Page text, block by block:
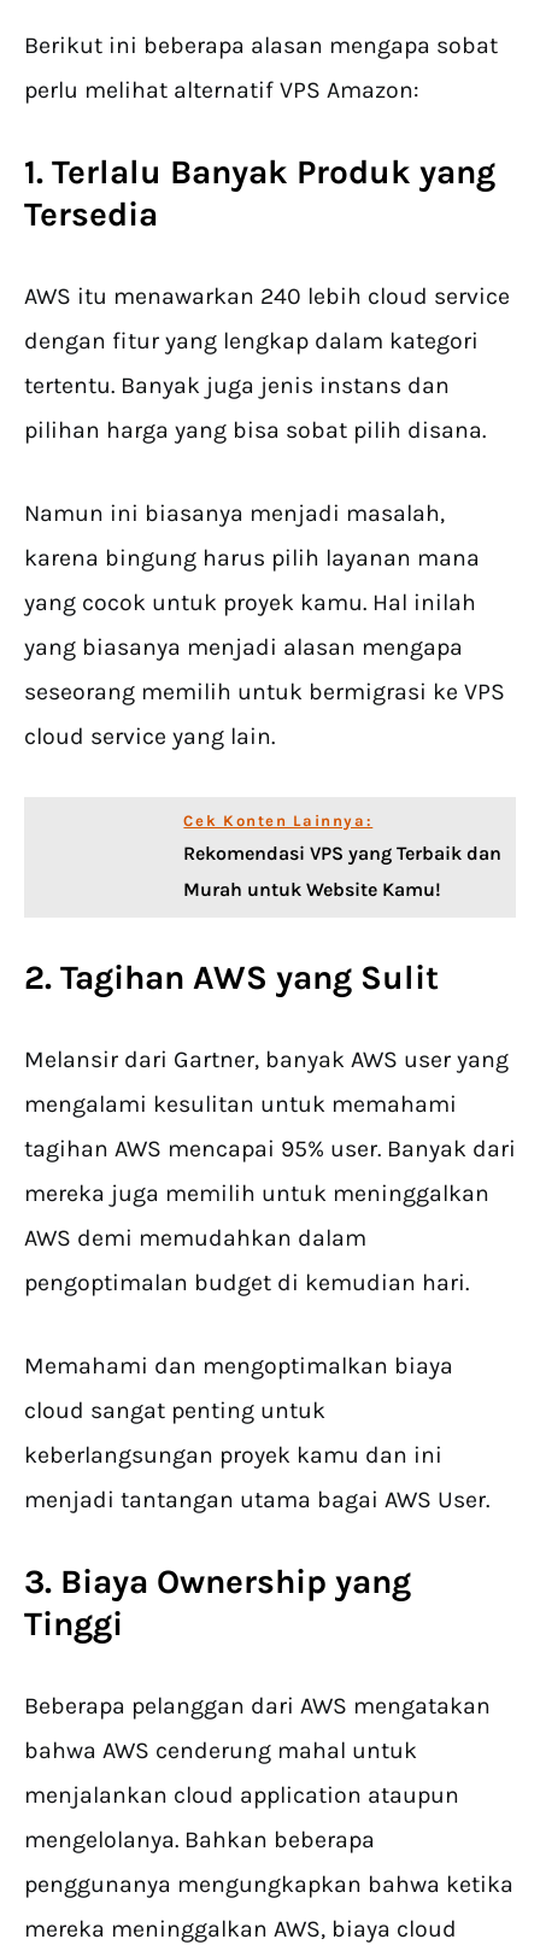
Berikut ini beberapa alasan mengapa sobat
perlu melihat alternatif VPS Amazon:
1. Terlalu Banyak Produk yang
Tersedia
AWS itu menawarkan 240 lebih cloud service
dengan fitur yang lengkap dalam kategori
tertentu. Banyak juga jenis instans dan
pilihan harga yang bisa sobat pilih disana.
Namun ini biasanya menjadi masalah,
karena bingung harus pilih layanan mana
yang cocok untuk proyek kamu. Hal inilah
yang biasanya menjadi alasan mengapa
seseorang memilih untuk bermigrasi ke VPS
cloud service yang lain.
Cek Konten Lainnya:
Rekomendasi VPS yang Terbaik dan
Murah untuk Website Kamu!
2. Tagihan AWS yang Sulit
Melansir dari Gartner, banyak AWS user yang
mengalami kesulitan untuk memahami
tagihan AWS mencapai 95% user. Banyak dari
mereka juga memilih untuk meninggalkan
AWS demi memudahkan dalam
pengoptimalan budget di kemudian hari.
Memahami dan mengoptimalkan biaya
cloud sangat penting untuk
keberlangsungan proyek kamu dan ini
menjadi tantangan utama bagai AWS User.
3. Biaya Ownership yang
Tinggi
Beberapa pelanggan dari AWS mengatakan
bahwa AWS cenderung mahal untuk
menjalankan cloud application ataupun
mengelolanya. Bahkan beberapa
penggunanya mengungkapkan bahwa ketika
mereka meninggalkan AWS, biaya cloud